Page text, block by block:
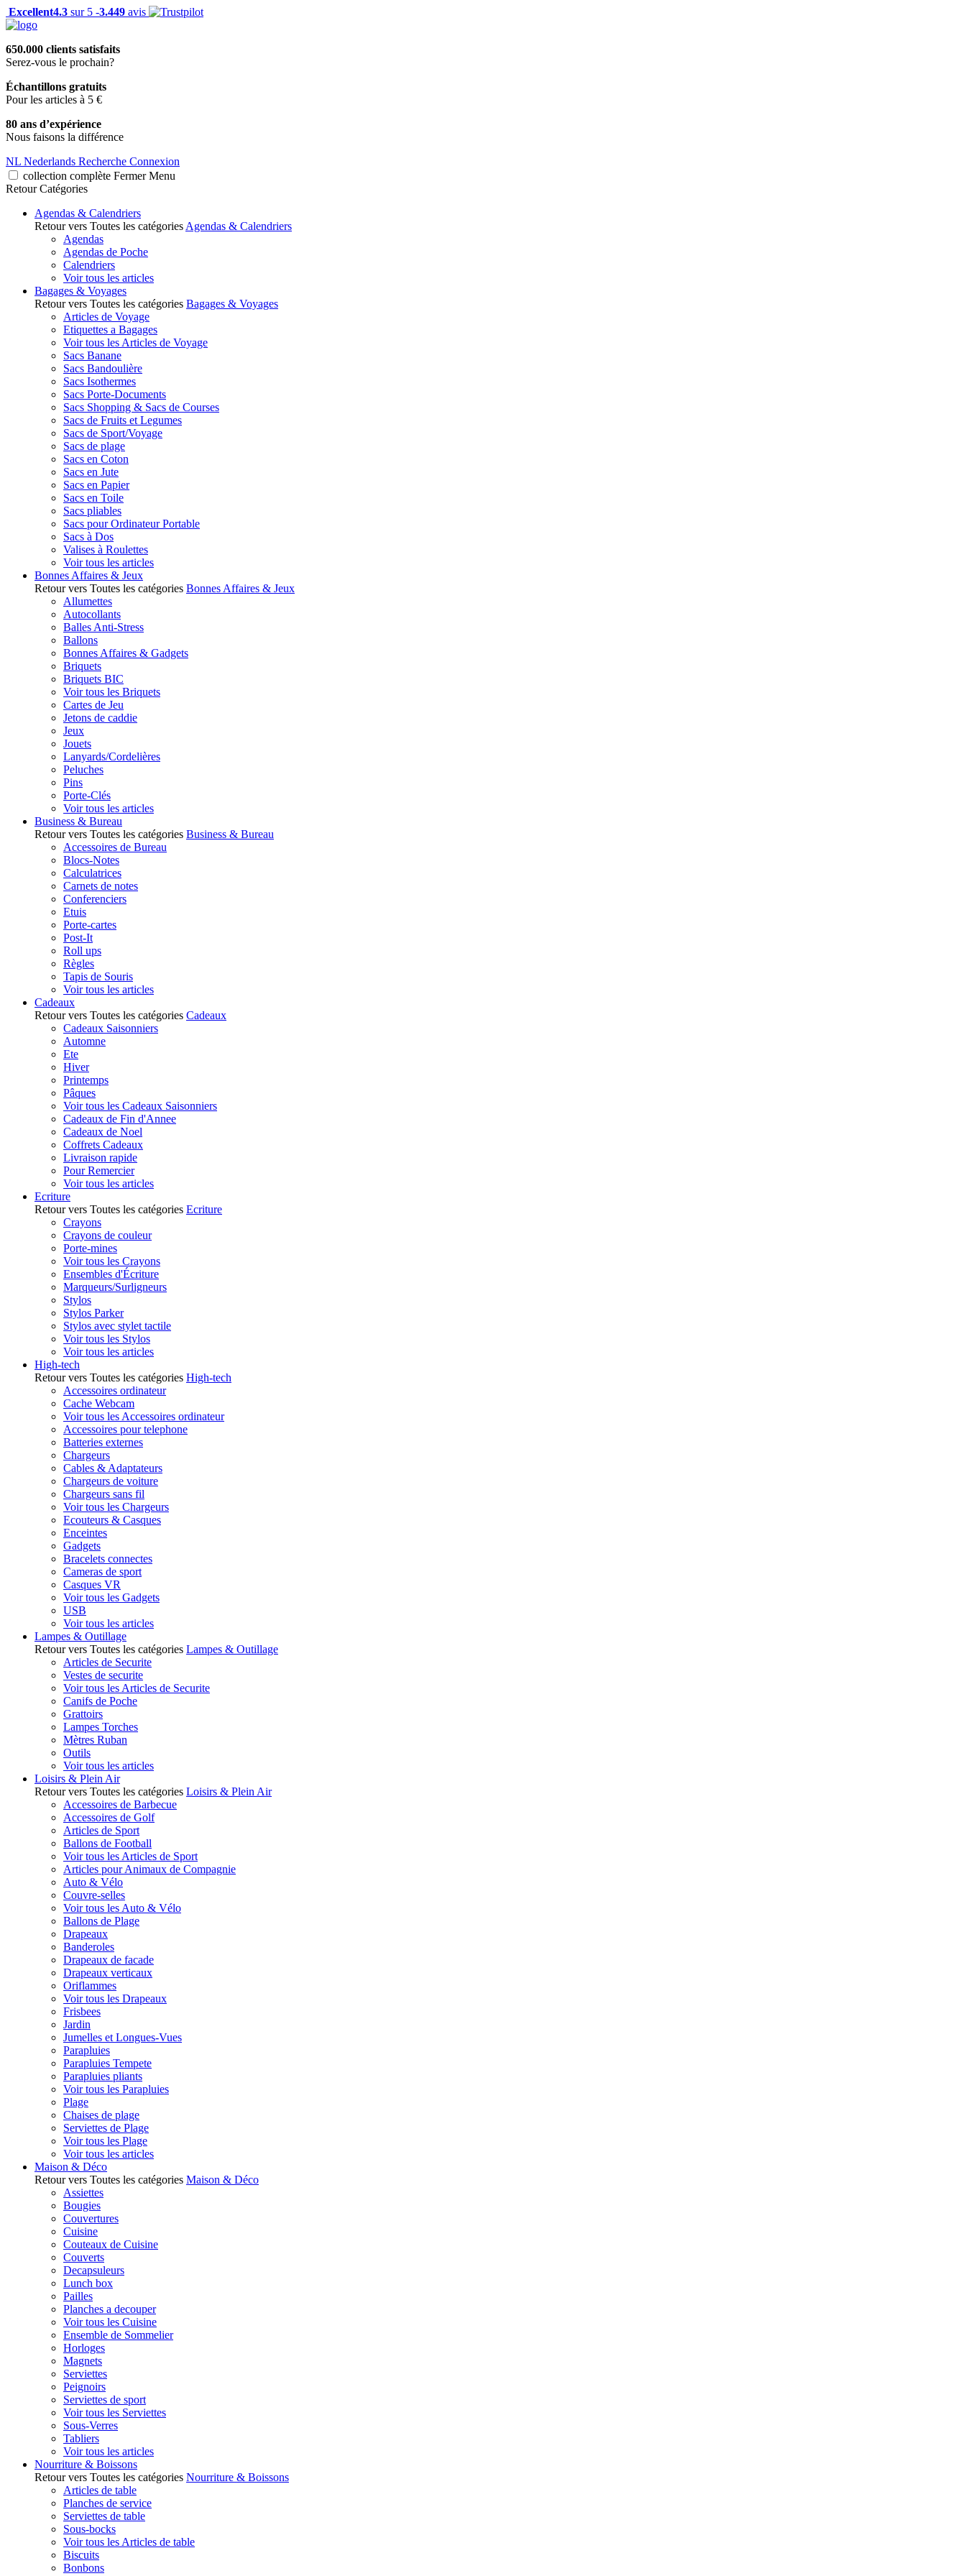
Excellent4.3 sur 5 -3.449 avis
650.000 clients satisfaits
Serez-vous le prochain?
Échantillons gratuits
Pour les articles à 5 €
80 ans d’expérience
Nous faisons la différence
NL Nederlands Recherche Connexion
collection complète Fermer Menu
Retour Catégories
Agendas & Calendriers
Retour vers Toutes les catégories Agendas & Calendriers
Agendas
Agendas de Poche
Calendriers
Voir tous les articles
Bagages & Voyages
Retour vers Toutes les catégories Bagages & Voyages
Articles de Voyage
Etiquettes a Bagages
Voir tous les Articles de Voyage
Sacs Banane
Sacs Bandoulière
Sacs Isothermes
Sacs Porte-Documents
Sacs Shopping & Sacs de Courses
Sacs de Fruits et Legumes
Sacs de Sport/Voyage
Sacs de plage
Sacs en Coton
Sacs en Jute
Sacs en Papier
Sacs en Toile
Sacs pliables
Sacs pour Ordinateur Portable
Sacs à Dos
Valises à Roulettes
Voir tous les articles
Bonnes Affaires & Jeux
Retour vers Toutes les catégories Bonnes Affaires & Jeux
Allumettes
Autocollants
Balles Anti-Stress
Ballons
Bonnes Affaires & Gadgets
Briquets
Briquets BIC
Voir tous les Briquets
Cartes de Jeu
Jetons de caddie
Jeux
Jouets
Lanyards/Cordelières
Peluches
Pins
Porte-Clés
Voir tous les articles
Business & Bureau
Retour vers Toutes les catégories Business & Bureau
Accessoires de Bureau
Blocs-Notes
Calculatrices
Carnets de notes
Conferenciers
Etuis
Porte-cartes
Post-It
Roll ups
Règles
Tapis de Souris
Voir tous les articles
Cadeaux
Retour vers Toutes les catégories Cadeaux
Cadeaux Saisonniers
Automne
Ete
Hiver
Printemps
Pâques
Voir tous les Cadeaux Saisonniers
Cadeaux de Fin d'Annee
Cadeaux de Noel
Coffrets Cadeaux
Livraison rapide
Pour Remercier
Voir tous les articles
Ecriture
Retour vers Toutes les catégories Ecriture
Crayons
Crayons de couleur
Porte-mines
Voir tous les Crayons
Ensembles d'Écriture
Marqueurs/Surligneurs
Stylos
Stylos Parker
Stylos avec stylet tactile
Voir tous les Stylos
Voir tous les articles
High-tech
Retour vers Toutes les catégories High-tech
Accessoires ordinateur
Cache Webcam
Voir tous les Accessoires ordinateur
Accessoires pour telephone
Batteries externes
Chargeurs
Cables & Adaptateurs
Chargeurs de voiture
Chargeurs sans fil
Voir tous les Chargeurs
Ecouteurs & Casques
Enceintes
Gadgets
Bracelets connectes
Cameras de sport
Casques VR
Voir tous les Gadgets
USB
Voir tous les articles
Lampes & Outillage
Retour vers Toutes les catégories Lampes & Outillage
Articles de Securite
Vestes de securite
Voir tous les Articles de Securite
Canifs de Poche
Grattoirs
Lampes Torches
Mètres Ruban
Outils
Voir tous les articles
Loisirs & Plein Air
Retour vers Toutes les catégories Loisirs & Plein Air
Accessoires de Barbecue
Accessoires de Golf
Articles de Sport
Ballons de Football
Voir tous les Articles de Sport
Articles pour Animaux de Compagnie
Auto & Vélo
Couvre-selles
Voir tous les Auto & Vélo
Ballons de Plage
Drapeaux
Banderoles
Drapeaux de facade
Drapeaux verticaux
Oriflammes
Voir tous les Drapeaux
Frisbees
Jardin
Jumelles et Longues-Vues
Parapluies
Parapluies Tempete
Parapluies pliants
Voir tous les Parapluies
Plage
Chaises de plage
Serviettes de Plage
Voir tous les Plage
Voir tous les articles
Maison & Déco
Retour vers Toutes les catégories Maison & Déco
Assiettes
Bougies
Couvertures
Cuisine
Couteaux de Cuisine
Couverts
Decapsuleurs
Lunch box
Pailles
Planches a decouper
Voir tous les Cuisine
Ensemble de Sommelier
Horloges
Magnets
Serviettes
Peignoirs
Serviettes de sport
Voir tous les Serviettes
Sous-Verres
Tabliers
Voir tous les articles
Nourriture & Boissons
Retour vers Toutes les catégories Nourriture & Boissons
Articles de table
Planches de service
Serviettes de table
Sous-bocks
Voir tous les Articles de table
Biscuits
Bonbons